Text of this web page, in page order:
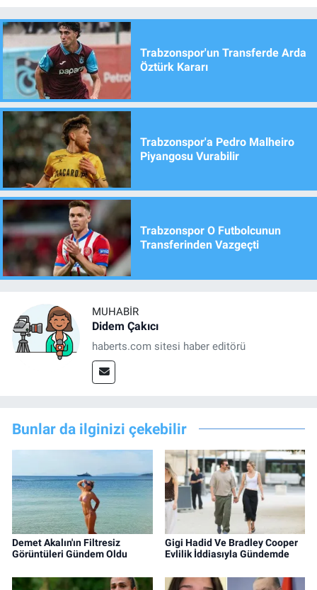
Trabzonspor'un Transferde Arda
Öztürk Kararı
Trabzonspor'a Pedro Malheiro
Piyangosu Vurabilir
Trabzonspor O Futbolcunun
Transferinden Vazgeçti
MUHABIR
Didem Çakıcı
haberts.com sitesi haber editörü
Bunlar da ilginizi çekebilir
Demet Akalın'ın Filtresiz
Görüntüleri Gündem Oldu
Gigi Hadid Ve Bradley Cooper
Evlilik İddiasıyla Gündemde